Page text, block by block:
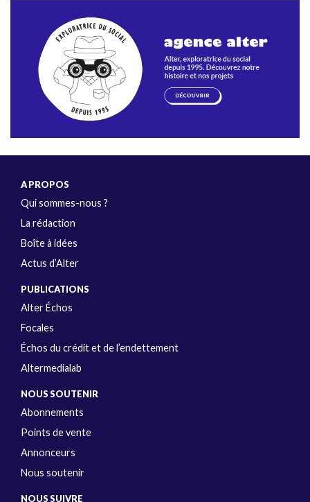
A PROPOS
Qui sommes-nous ?
La rédaction
Boîte à idées
Actus d’Alter
PUBLICATIONS
Alter Échos
Focales
Échos du crédit et de l’endettement
Altermedialab
NOUS SOUTENIR
Abonnements
Points de vente
Annonceurs
Nous soutenir
NOUS SUIVRE